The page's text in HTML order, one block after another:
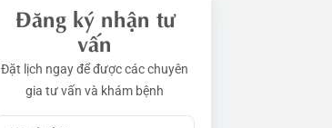
Đăng ký nhận tư
vấn
Đặt lịch ngay để được các chuyên
gia tư vấn và khám bệnh